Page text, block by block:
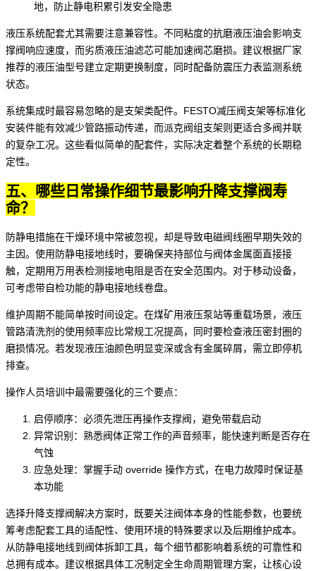
地，防止静电积累引发安全隐患
液压系统配套尤其需要注意兼容性。不同粘度的抗磨液压油会影响支
撑阀响应速度，而劣质液压油滤芯可能加速阀芯磨损。建议根据厂家
推荐的液压油型号建立定期更换制度，同时配备防震压力表监测系统
状态。
系统集成时最容易忽略的是支架类配件。 FESTO减压阀支架等标准化
安装件能有效减少管路振动传递，而派克阀组支架则更适合多阀并联
的复杂工况。这些看似简单的配套件，实际决定着整个系统的长期稳
定性。
五、哪些日常操作细节最影响升降支撑阀寿
命？
防静电措施在干燥环境中常被忽视，却是导致电磁阀线圈早期失效的
主因。使用 防静电接地线时，要确保夹持部位与阀体金属面直接接
触，定期用万用表检测接地电阻是否在安全范围内。对于移动设备，
可考虑带自检功能的静电接地线卷盘。
维护周期不能简单按时间设定。在煤矿用液压泵站等重载场景， 液压
管路清洗剂 的使用频率应比常规工况提高，同时要检查液压密封圈的
磨损情况。若发现液压油颜色明显变深或含有金属碎屑，需立即停机
排查。
操作人员培训中最需要强化的三个要点：
启停顺序：必须先泄压再操作支撑阀，避免带载启动
异常识别：熟悉阀体正常工作的声音频率，能快速判断是否存在
气蚀
应急处理：掌握手动 override 操作方式，在电力故障时保证基
本功能
选择升降支撑阀解决方案时，既要关注阀体本身的性能参数，也要统
筹考虑配套工具的适配性、使用环境的特殊要求以及后期维护成本。
从防静电接地线到阀体拆卸工具，每个细节都影响着系统的可靠性和
总拥有成本。建议根据具体工况制定全生命周期管理方案，让核心设